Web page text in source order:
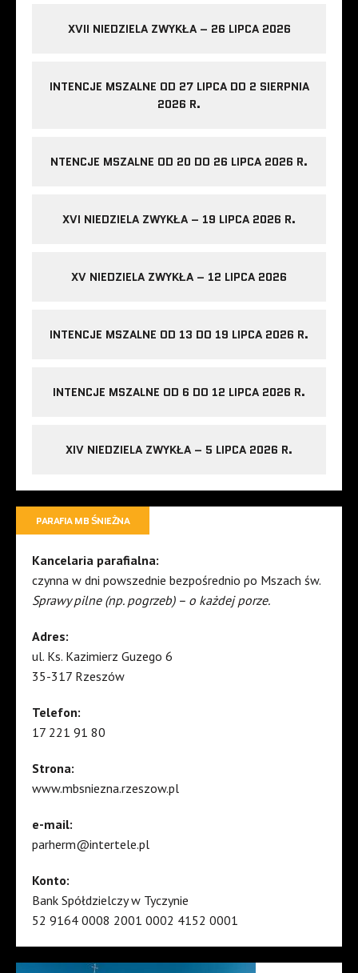
XVII NIEDZIELA ZWYKŁA – 26 LIPCA 2026
INTENCJE MSZALNE OD 27 LIPCA DO 2 SIERPNIA
2026 R.
NTENCJE MSZALNE OD 20 DO 26 LIPCA 2026 R.
XVI NIEDZIELA ZWYKŁA – 19 LIPCA 2026 R.
XV NIEDZIELA ZWYKŁA – 12 LIPCA 2026
INTENCJE MSZALNE OD 13 DO 19 LIPCA 2026 R.
INTENCJE MSZALNE OD 6 DO 12 LIPCA 2026 R.
XIV NIEDZIELA ZWYKŁA – 5 LIPCA 2026 R.
PARAFIA MB ŚNIEŻNA
Kancelaria parafialna:
czynna w dni powszednie bezpośrednio po Mszach św.
Sprawy pilne (np. pogrzeb) – o każdej porze.
Adres:
ul. Ks. Kazimierz Guzego 6
35-317 Rzeszów
Telefon:
17 221 91 80
Strona:
www.mbsniezna.rzeszow.pl
e-mail:
parherm@intertele.pl
Konto:
Bank Spółdzielczy w Tyczynie
52 9164 0008 2001 0002 4152 0001